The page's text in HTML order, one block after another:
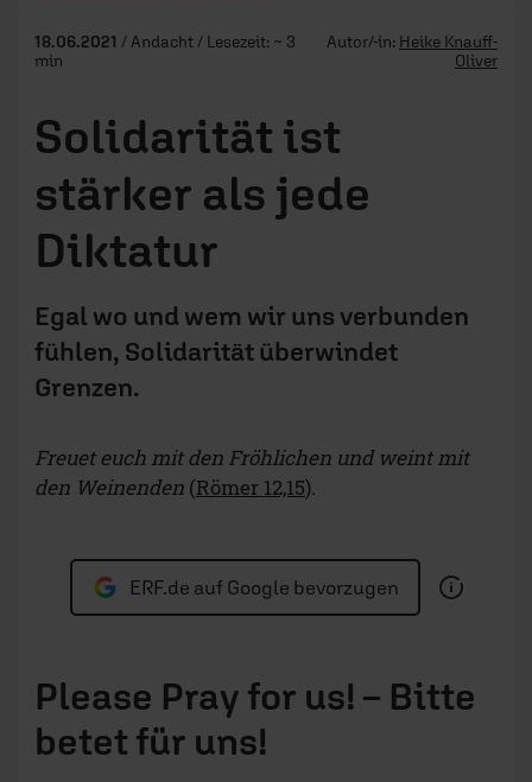
18.06.2021 / Andacht / Lesezeit: ~ 3
min
Autor/-in: Heike Knauff-
Oliver
Solidarität ist
stärker als jede
Diktatur
Egal wo und wem wir uns verbunden
fühlen, Solidarität überwindet
Grenzen.
Freuet euch mit den Fröhlichen und weint mit
den Weinenden (Römer 12,15).
ERF.de auf Google bevorzugen
Please Pray for us! – Bitte
betet für uns!